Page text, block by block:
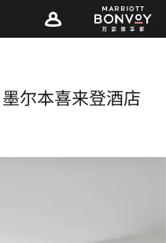
墨尔本喜来登酒店